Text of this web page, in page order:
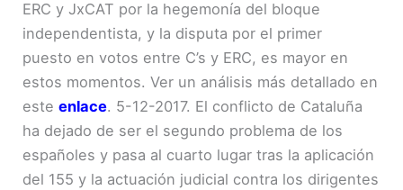
ERC y JxCAT por la hegemonía del bloque
independentista, y la disputa por el primer
puesto en votos entre C’s y ERC, es mayor en
estos momentos. Ver un análisis más detallado en
esteenlace. 5-12-2017. El conflicto de Cataluña
ha dejado de ser el segundo problema de los
españoles y pasa al cuarto lugar tras la aplicación
del 155 y la actuación judicial contra los dirigentes